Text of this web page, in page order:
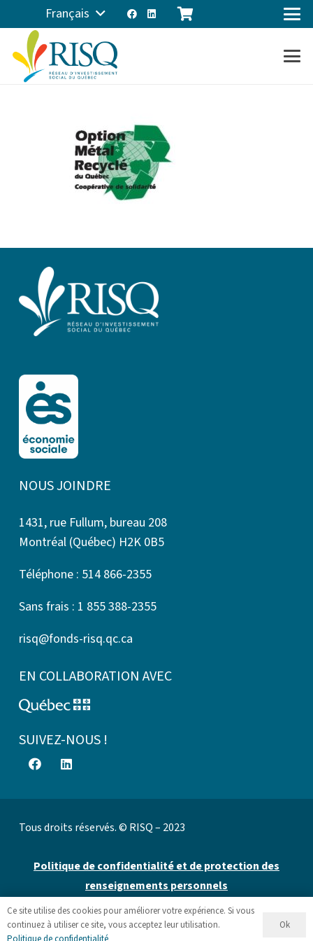
Français
NOUS JOINDRE
1431, rue Fullum, bureau 208
Montréal (Québec) H2K 0B5
Téléphone : 514 866-2355
Sans frais : 1 855 388-2355
risq@fonds-risq.qc.ca
EN COLLABORATION AVEC
SUIVEZ-NOUS !
Tous droits réservés. © RISQ – 2023
Politique de confidentialité et de protection des
renseignements personnels
Site web par 👉 Cinetic
Ce site utilise des cookies pour améliorer votre expérience. Si vous
continuez à utiliser ce site, vous acceptez leur utilisation.
Ok